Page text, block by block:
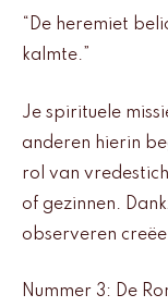
“De heremiet
kalmte.”
Je spirituele
anderen hierin
rol van
of gezinnen.
observeren
Nummer 3: De